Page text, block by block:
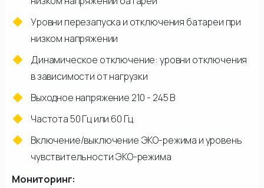
Уровни перезапуска и отключения батареи при
низком напряжении
Динамическое отключение: уровни отключения
в зависимости от нагрузки
Выходное напряжение 210 - 245 В
Частота 50 Гц или 60 Гц
Включение/выключение ЭКО-режима и уровень
чувствительности ЭКО-режима
Мониторинг: